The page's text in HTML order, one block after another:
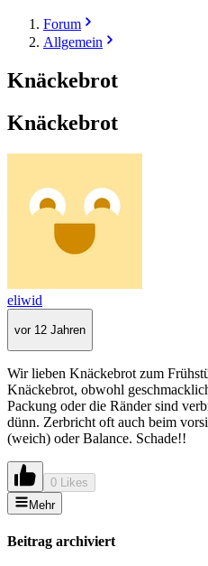
Forum
Allgemein
Knäckebrot
Knäckebrot
eliwid
vor 12 Jahren
Wir lieben Knäckebrot zum
Knäckebrot, obwohl
Packung oder die Ränder sind
dünn. Zerbricht oft auch beim
(weich) oder Balance. Schade!!
0 Likes
Mehr
Beitrag archiviert